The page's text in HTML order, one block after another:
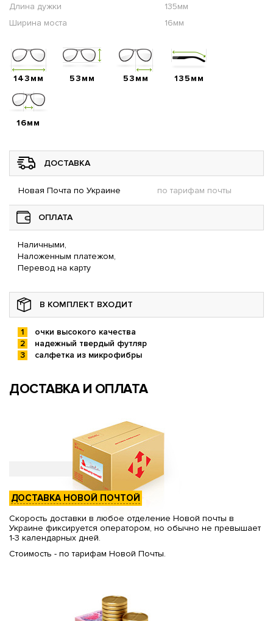
Длина дужки
135мм
Ширина моста
16мм
143мм 53мм 53мм 135мм
16мм
ДОСТАВКА
Новая Почта по Украине по тарифам почты
ОПЛАТА
Наличными,
Наложенным платежом,
Перевод на карту
В КОМПЛЕКТ ВХОДИТ
очки высокого качества
надежный твердый футляр
салфетка из микрофибры
ДОСТАВКА И ОПЛАТА
ДОСТАВКА НОВОЙ ПОЧТОЙ
Скорость доставки в любое отделение Новой почты в
Украине фиксируется оператором, но обычно не превышает
1-3 календарных дней.
Стоимость - по тарифам Новой Почты.